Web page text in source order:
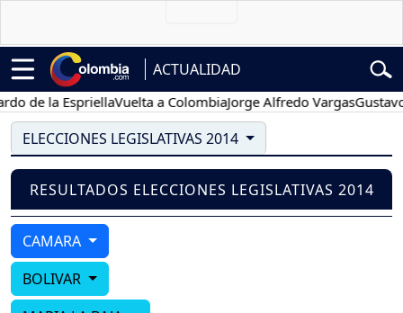
ACTUALIDAD
de la EspriellaVuelta a ColombiaJorge Alfredo VargasGustavo
ELECCIONES LEGISLATIVAS 2014
RESULTADOS ELECCIONES LEGISLATIVAS 2014
CAMARA
BOLIVAR